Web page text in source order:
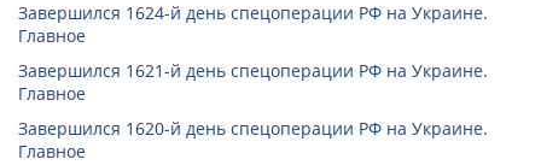
Завершился 1624-й день спецоперации РФ на Украине.
Главное
Завершился 1621-й день спецоперации РФ на Украине.
Главное
Завершился 1620-й день спецоперации РФ на Украине.
Главное